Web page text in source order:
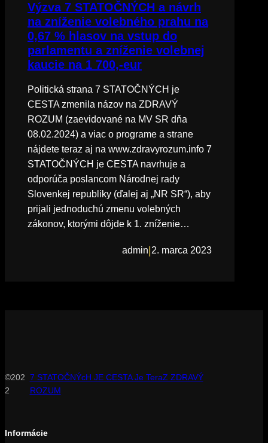
Výzva 7 STATOČNÝCH a návrh
na zníženie volebného prahu na
0,67 % hlasov na vstup do
parlamentu a zníženie volebnej
kaucie na 1 700,-eur
Politická strana 7 STATOČNÝCH je
CESTA zmenila názov na ZDRAVÝ
ROZUM (zaevidované na MV SR dňa
08.02.2024) a viac o programe a strane
nájdete teraz aj na www.zdravyrozum.info 7
STATOČNÝCH je CESTA navrhuje a
odporúča poslancom Národnej rady
Slovenkej republiky (ďalej aj „NR SR“), aby
prijali jednoduchú zmenu volebných
zákonov, ktorými dôjde k 1. zníženie…
admin|2. marca 2023
©202
2
7 STATOČNÝcH JE CESTA Je TeraZ ZDRAVÝ
ROZUM
Informácie